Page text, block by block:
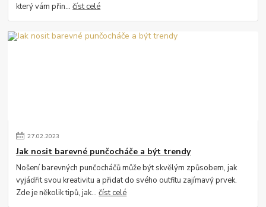
který vám přin...číst celé
27.02.2023
Jak nosit barevné punčocháče a být trendy
Nošení barevných punčocháčů může být skvělým způsobem, jak
vyjádřit svou kreativitu a přidat do svého outfitu zajímavý prvek.
Zde je několik tipů, jak...číst celé